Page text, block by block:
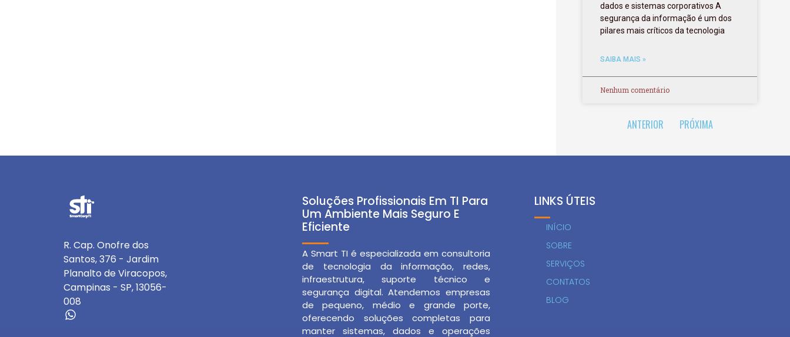
dados e sistemas corporativos A
segurança da informação é um dos
pilares mais críticos da tecnologia
SAIBA MAIS »
Nenhum comentário
ANTERIOR PRÓXIMA
R. Cap. Onofre dos
Santos, 376 - Jardim
Planalto de Viracopos,
Campinas - SP, 13056-
008
Soluções Profissionais Em TI Para
Um Ambiente Mais Seguro E
Eficiente
A Smart TI é especializada em consultoria
de tecnologia da informação, redes,
infraestrutura, suporte técnico e
segurança digital. Atendemos empresas
de pequeno, médio e grande porte,
oferecendo soluções completas para
manter sistemas, dados e operações
LINKS ÚTEIS
INÍCIO
SOBRE
SERVIÇOS
CONTATOS
BLOG